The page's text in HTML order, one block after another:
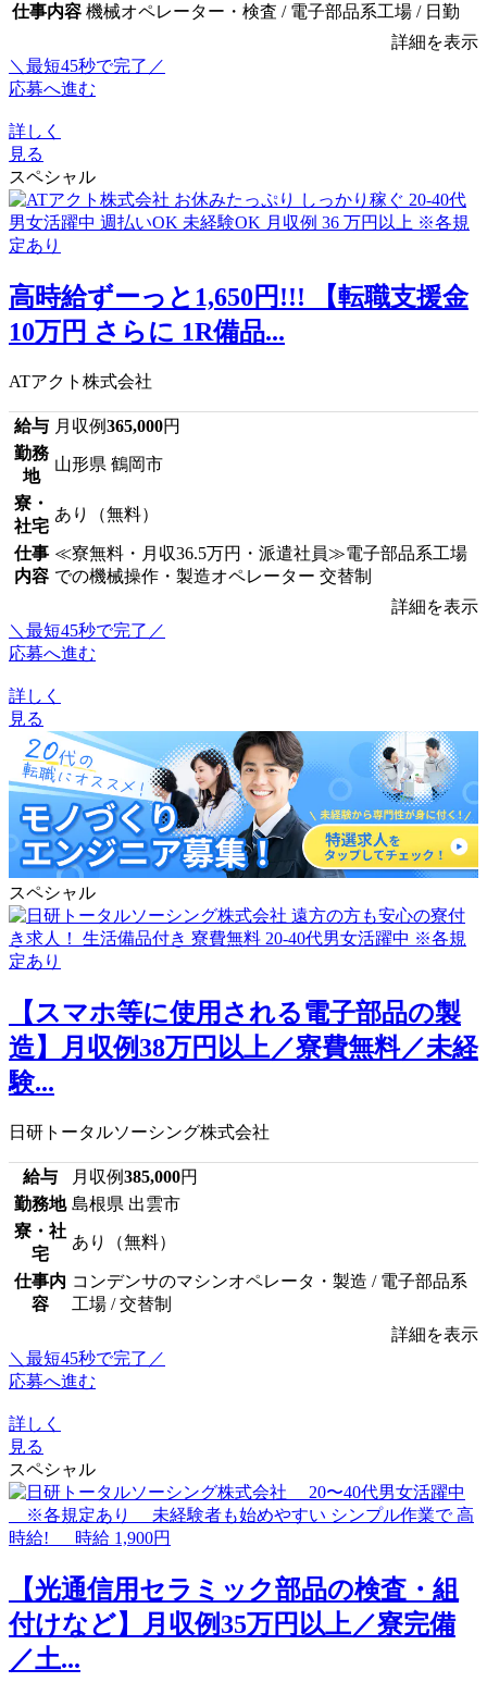
仕事内容 機械オペレーター・検査 / 電子部品系工場 / 日勤
詳細を表示
＼最短45秒で完了／
応募へ進む
詳しく
見る
スペシャル
高時給ずーっと1,650円!!! 【転職支援金
10万円 さらに 1R備品...
ATアクト株式会社
給与 月収例365,000円
勤務
地
山形県 鶴岡市
寮・
社宅
あり（無料）
仕事
内容
≪寮無料・月収36.5万円・派遣社員≫電子部品系工場
での機械操作・製造オペレーター 交替制
詳細を表示
＼最短45秒で完了／
応募へ進む
詳しく
見る
スペシャル
【スマホ等に使用される電子部品の製
造】月収例38万円以上／寮費無料／未経
験...
日研トータルソーシング株式会社
給与 月収例385,000円
勤務地 島根県 出雲市
寮・社
宅
あり（無料）
仕事内
容
コンデンサのマシンオペレータ・製造 / 電子部品系
工場 / 交替制
詳細を表示
＼最短45秒で完了／
応募へ進む
詳しく
見る
スペシャル
【光通信用セラミック部品の検査・組
付けなど】月収例35万円以上／寮完備
／土...